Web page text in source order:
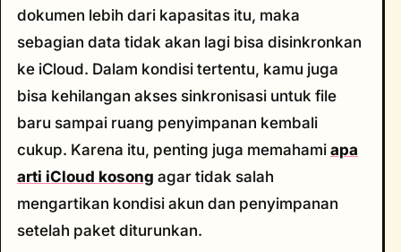
dokumen lebih dari kapasitas itu, maka
sebagian data tidak akan lagi bisa disinkronkan
ke iCloud. Dalam kondisi tertentu, kamu juga
bisa kehilangan akses sinkronisasi untuk file
baru sampai ruang penyimpanan kembali
cukup. Karena itu, penting juga memahami apa
arti iCloud kosong agar tidak salah
mengartikan kondisi akun dan penyimpanan
setelah paket diturunkan.